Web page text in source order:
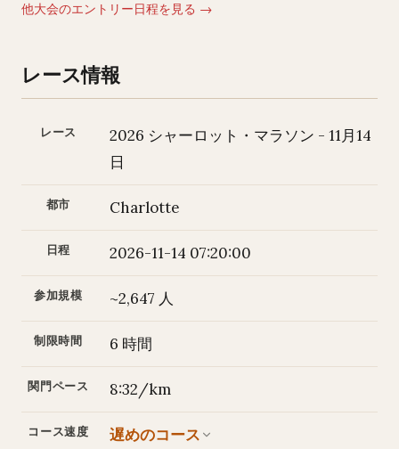
他大会のエントリー日程を見る →
レース情報
レース
2026 シャーロット・マラソン - 11月14
日
都市 Charlotte
日程 2026-11-14 07:20:00
参加規模 ~2,647 人
制限時間 6 時間
関門ペース 8:32/km
コース速度 遅めのコース